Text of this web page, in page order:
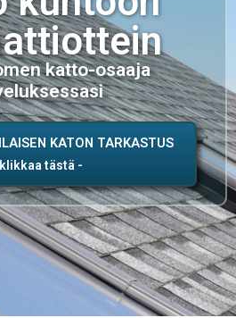
katto-osaaja
KATON TARKASTUS